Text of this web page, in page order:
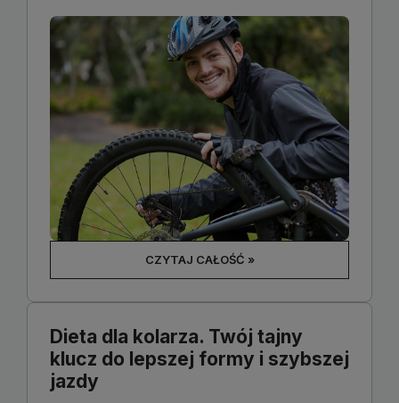
CZYTAJ CAŁOŚĆ »
Dieta dla kolarza. Twój tajny
klucz do lepszej formy i szybszej
jazdy